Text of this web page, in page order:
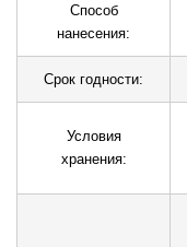
Способ
нанесения:
Срок годности:
Условия
хранения: